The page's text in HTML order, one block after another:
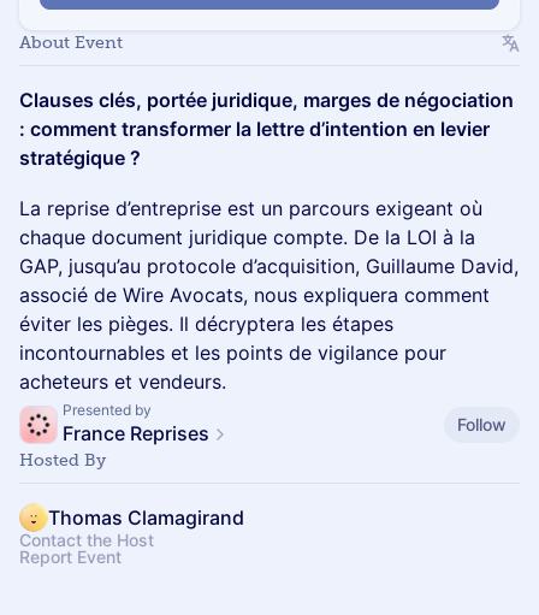
About Event
Clauses clés, portée juridique, marges de négociation
: comment transformer la lettre d’intention en levier
stratégique ?
La reprise d’entreprise est un parcours exigeant où
chaque document juridique compte. De la LOI à la
GAP, jusqu’au protocole d’acquisition, Guillaume David,
associé de Wire Avocats, nous expliquera comment
éviter les pièges. Il décryptera les étapes
incontournables et les points de vigilance pour
acheteurs et vendeurs.
Presented by
France Reprises
Follow
Hosted By
Thomas Clamagirand
Contact the Host
Report Event